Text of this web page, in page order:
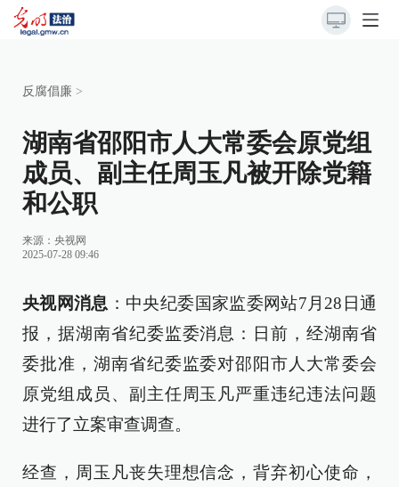
反腐倡廉 >
湖南省邵阳市人大常委会原党组
成员、副主任周玉凡被开除党籍
和公职
来源： 央视网
2025-07-28 09:46
央视网消息 ：中央纪委国家监委网站7月28日通
报，据湖南省纪委监委消息：日前，经湖南省
委批准，湖南省纪委监委对邵阳市人大常委会
原党组成员、副主任周玉凡严重违纪违法问题
进行了立案审查调查。
经查，周玉凡丧失理想信念，背弃初心使命，